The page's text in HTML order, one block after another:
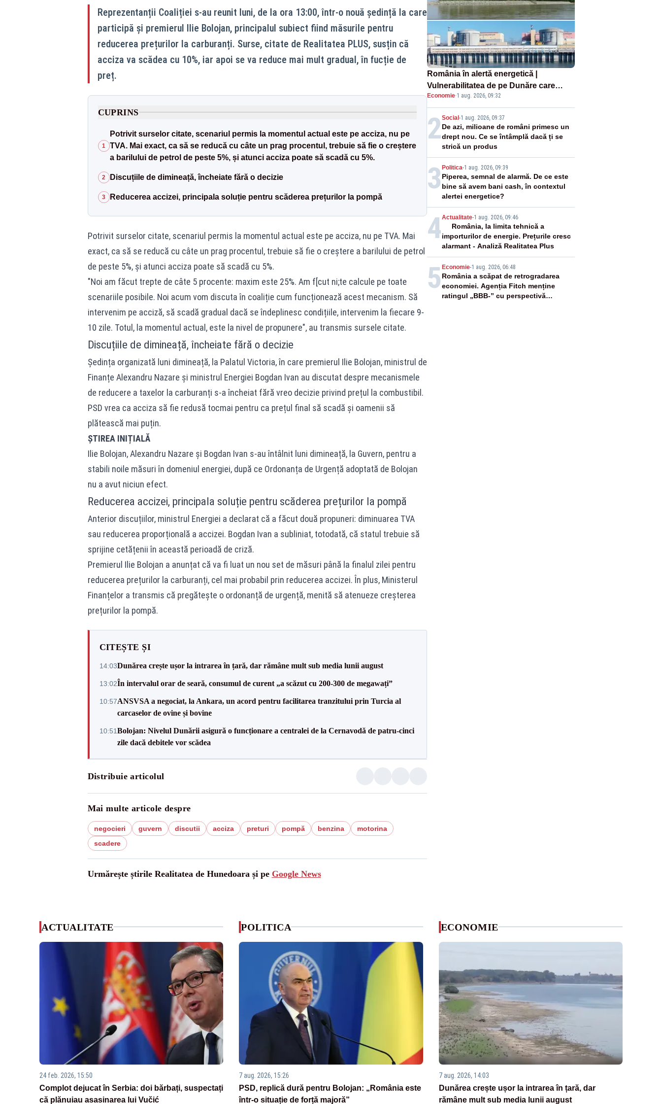
Reprezentanții Coaliției s-au reunit luni, de la ora 13:00, într-o nouă ședință la care
participă și premierul Ilie Bolojan, principalul subiect fiind măsurile pentru
reducerea prețurilor la carburanți. Surse, citate de Realitatea PLUS, susțin că
acciza va scădea cu 10%, iar apoi se va reduce mai mult gradual, în fucție de
preț.
CUPRINS
1
Potrivit surselor citate, scenariul permis la momentul actual este pe acciza, nu pe
TVA. Mai exact, ca să se reducă cu câte un prag procentul, trebuie să fie o creștere
a barilului de petrol de peste 5%, și atunci acciza poate să scadă cu 5%.
2 Discuțiile de dimineață, încheiate fără o decizie
3 Reducerea accizei, principala soluție pentru scăderea prețurilor la pompă
Potrivit surselor citate, scenariul permis la momentul actual este pe acciza, nu pe TVA. Mai
exact, ca să se reducă cu câte un prag procentul, trebuie să fie o creștere a barilului de petrol
de peste 5%, și atunci acciza poate să scadă cu 5%.
"Noi am făcut trepte de câte 5 procente: maxim este 25%. Am f[cut ni;te calcule pe toate
scenariile posibile. Noi acum vom discuta în coaliție cum funcționează acest mecanism. Să
intervenim pe acciză, să scadă gradual dacă se îndeplinesc condițiile, intervenim la fiecare 9-
10 zile. Totul, la momentul actual, este la nivel de propunere", au transmis sursele citate.
Discuțiile de dimineață, încheiate fără o decizie
Ședința organizată luni dimineață, la Palatul Victoria, în care premierul Ilie Bolojan, ministrul de
Finanțe Alexandru Nazare și ministrul Energiei Bogdan Ivan au discutat despre mecanismele
de reducere a taxelor la carburanți s-a încheiat fără vreo decizie privind prețul la combustibil.
PSD vrea ca acciza să fie redusă tocmai pentru ca prețul final să scadă și oamenii să
plătească mai puțin.
ȘTIREA INIȚIALĂ
Ilie Bolojan, Alexandru Nazare și Bogdan Ivan s-au întâlnit luni dimineață, la Guvern, pentru a
stabili noile măsuri în domeniul energiei, după ce Ordonanța de Urgență adoptată de Bolojan
nu a avut niciun efect.
Reducerea accizei, principala soluție pentru scăderea prețurilor la pompă
Anterior discuțiilor, ministrul Energiei a declarat că a făcut două propuneri: diminuarea TVA
sau reducerea proporțională a accizei. Bogdan Ivan a subliniat, totodată, că statul trebuie să
sprijine cetățenii în această perioadă de criză.
Premierul Ilie Bolojan a anunțat că va fi luat un nou set de măsuri până la finalul zilei pentru
reducerea prețurilor la carburanți, cel mai probabil prin reducerea accizei. În plus, Ministerul
Finanțelor a transmis că pregătește o ordonanță de urgență, menită să atenueze creșterea
prețurilor la pompă.
CITEȘTE ȘI
14:03Dunărea crește ușor la intrarea în țară, dar rămâne mult sub media lunii august
13:02În intervalul orar de seară, consumul de curent „a scăzut cu 200-300 de megawați”
10:57ANSVSA a negociat, la Ankara, un acord pentru facilitarea tranzitului prin Turcia al
carcaselor de ovine și bovine
10:51Bolojan: Nivelul Dunării asigură o funcționare a centralei de la Cernavodă de patru-cinci
zile dacă debitele vor scădea
Distribuie articolul
Mai multe articole despre
negocieri guvern discutii acciza preturi pompă benzina
motorina
scadere
Urmărește știrile Realitatea de Hunedoara și pe Google News
România în alertă energetică |
Vulnerabilitatea de pe Dunăre care
pune în pericol Centrala Cernavodă era
cunoscută de pe vremea lui Ceaușescu
Economie·1 aug. 2026, 09:32
2Social-1 aug. 2026, 09:37
De azi, milioane de români primesc un
drept nou. Ce se întâmplă dacă ți se
strică un produs
3 Politica-1 aug. 2026, 09:39
Piperea, semnal de alarmă. De ce este
bine să avem bani cash, în contextul
alertei energetice?
4Actualitate-1 aug. 2026, 09:46
România, la limita tehnică a
importurilor de energie. Prețurile cresc
alarmant - Analiză Realitatea Plus
5 Economie-1 aug. 2026, 06:48
România a scăpat de retrogradarea
economiei. Agenția Fitch menține
ratingul „BBB-” cu perspectivă
ACTUALITATE
24 feb. 2026, 15:50
Complot dejucat în Serbia: doi bărbați, suspectați
că plănuiau asasinarea lui Vučić
POLITICA
7 aug. 2026, 15:26
PSD, replică dură pentru Bolojan: „România este
într-o situație de forță majoră”
ECONOMIE
7 aug. 2026, 14:03
Dunărea crește ușor la intrarea în țară, dar
rămâne mult sub media lunii august